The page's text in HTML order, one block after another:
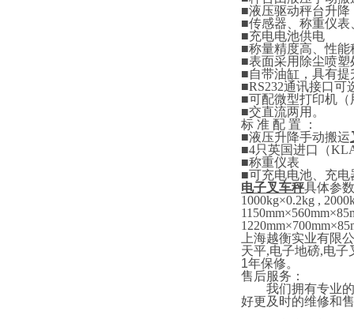
■液压驱动秤台升
■传感器、称重仪
■充电电池供电
■称量精度高、性能
■表面采用除尘喷
■自带油缸，具有
■RS232通讯接口可
■可配微型打印机（
■交直流两用。
标 准 配 置
：
■液压升降手动搬运
■4只英国进口 （
■称重仪表
■可充电电池、充电
电子叉车秤具体参
1000kg×0.2kg ,
1150mm×56
上海越衡实业有限
天平,电子地磅,电子
1年保修。
售后服务：
我们拥有专业的
好更及时的维修和